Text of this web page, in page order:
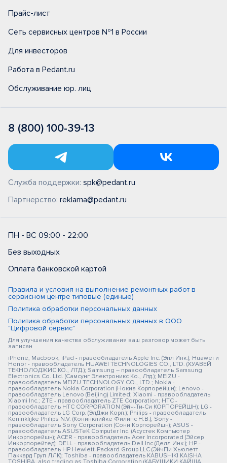
Прайс-лист
Сеть сервисных центров №1 в России
Для инвесторов
Работа в Pedant.ru
Обслуживание юр. лиц
8 (800) 100-39-13
Служба поддержки: spk@pedant.ru
Партнерство: reklama@pedant.ru
ПН - ВС 09:00 - 22:00
Без выходных
Оплата банковской картой
Правила и условия на выполнение ремонтных работ в
сервисном центре типовые (единые)
Политика обработки персональных данных
Политика обработки персональных данных в ООО
"Цифровой сервис"
Для улучшения качества обслуживания ваш разговор может быть
записан
iPhone, Macbook, iPad - правообладатель Apple Inc. (Эпл Инк.); Huawei и
Honor - правообладатель HUAWEI TECHNOLOGIES CO., LTD. (ХУАВЕЙ
ТЕКНОЛОДЖИС КО., ЛТД.); Samsung – правообладатель Samsung
Electronics Co. Ltd. (Самсунг Электроникс Ко., Лтд.); MEIZU -
правообладатель MEIZU TECHNOLOGY CO., LTD.; Nokia -
правообладатель Nokia Corporation (Нокиа Корпорейшн); Lenovo -
правообладатель Lenovo (Beijing) Limited; Xiaomi - правообладатель
Xiaomi Inc.; ZTE - правообладатель ZTE Corporation; HTC -
правообладатель HTC CORPORATION (Эйч-Ти-Си КОРПОРЕЙШН); LG -
правообладатель LG Corp. (ЭлДжи Корп.); Philips - правообладатель
Koninklijke Philips N.V. (Конинклийке Филипс Н.В.); Sony -
правообладатель Sony Corporation (Сони Корпорейшн); ASUS -
правообладатель ASUSTeK Computer Inc. (Асустек Компьютер
Инкорпорейшн); ACER - правообладатель Acer Incorporated (Эйсер
Инкорпорейтед); DELL - правообладатель Dell Inc.(Делл Инк.); HP -
правообладатель HP Hewlett-Packard Group LLC (ЭйчПи Хьюлетт
Паккард Груп ЛЛК); Toshiba - правообладатель KABUSHIKI KAISHA